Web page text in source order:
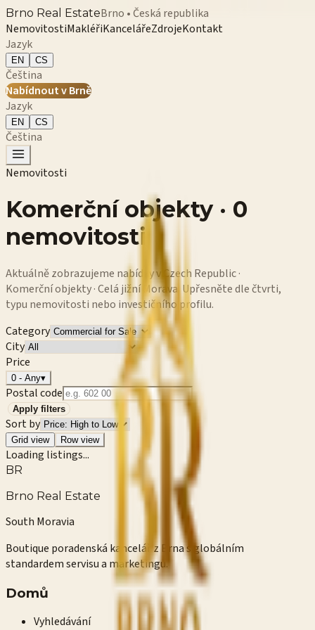
Brno Real EstateBrno • Česká republika
NemovitostiMakléřiKancelářeZdrojeKontakt
Jazyk
EN CS
Čeština
Nabídnout v Brně
Jazyk
EN CS
Čeština
Nemovitosti
Komerční objekty · 0
nemovitosti
Aktuálně zobrazujeme nabídky v Czech Republic ·
Komerční objekty · Celá jižní Morava. Upřesněte dle čtvrti,
typu nemovitosti nebo investičního profilu.
Category
City
Price
0 - Any▾
Postal code
Apply filters
Sort by
Grid view Row view
Loading listings...
BR
Brno Real Estate
South Moravia
Boutique poradenská kancelář z Brna s globálním
standardem servisu a marketingu.
Domů
Vyhledávání